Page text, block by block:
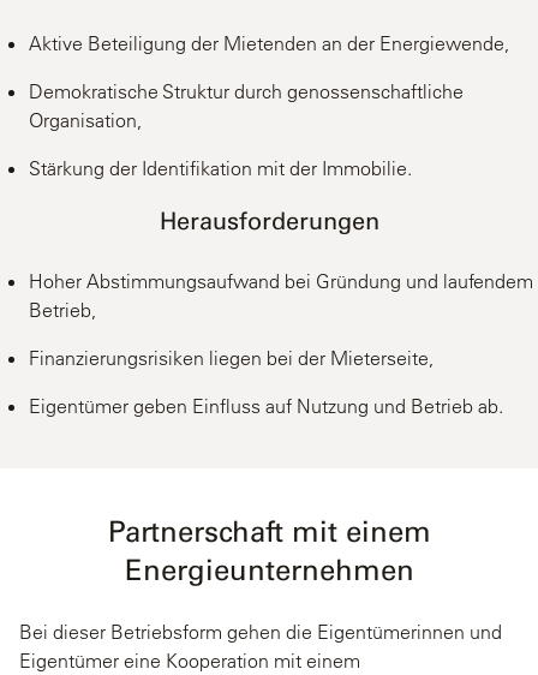
Aktive Beteiligung der Mietenden an der Energiewende,
Demokratische Struktur durch genossenschaftliche
Organisation,
Stärkung der Identifikation mit der Immobilie.
Herausforderungen
Hoher Abstimmungsaufwand bei Gründung und laufendem
Betrieb,
Finanzierungsrisiken liegen bei der Mieterseite,
Eigentümer geben Einfluss auf Nutzung und Betrieb ab.
Partnerschaft mit einem
Energieunternehmen
Bei dieser Betriebsform gehen die Eigentümerinnen und
Eigentümer eine Kooperation mit einem